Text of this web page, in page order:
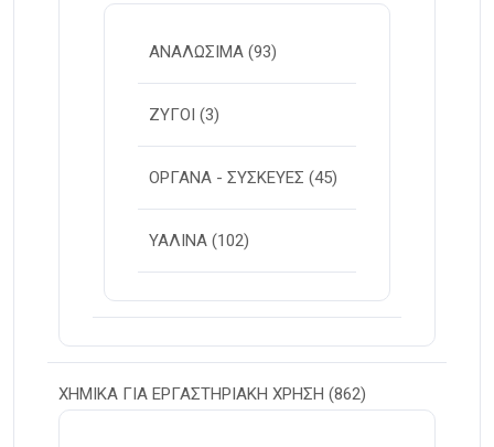
ΑΝΑΛΩΣΙΜΑ (93)
ΖΥΓΟΙ (3)
ΟΡΓΑΝΑ - ΣΥΣΚΕΥΕΣ (45)
ΥΑΛΙΝΑ (102)
ΧΗΜΙΚΑ ΓΙΑ ΕΡΓΑΣΤΗΡΙΑΚΗ ΧΡΗΣΗ (862)